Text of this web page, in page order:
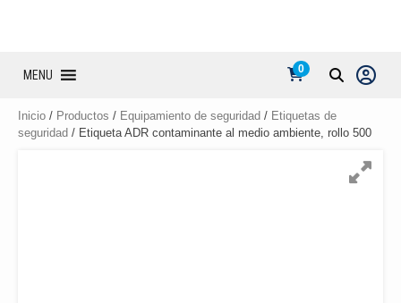
MENU 0
Inicio / Productos / Equipamiento de seguridad / Etiquetas de
seguridad / Etiqueta ADR contaminante al medio ambiente, rollo 500